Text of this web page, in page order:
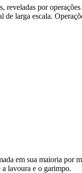
por
larga escala.
em sua maioria por
a lavoura e o garimpo.